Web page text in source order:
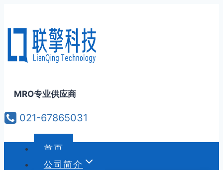
MRO专业供应商
021-67865031
首页
公司简介